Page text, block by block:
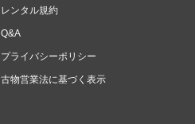
レンタル規約
Q&A
プライバシーポリシー
古物営業法に基づく表示